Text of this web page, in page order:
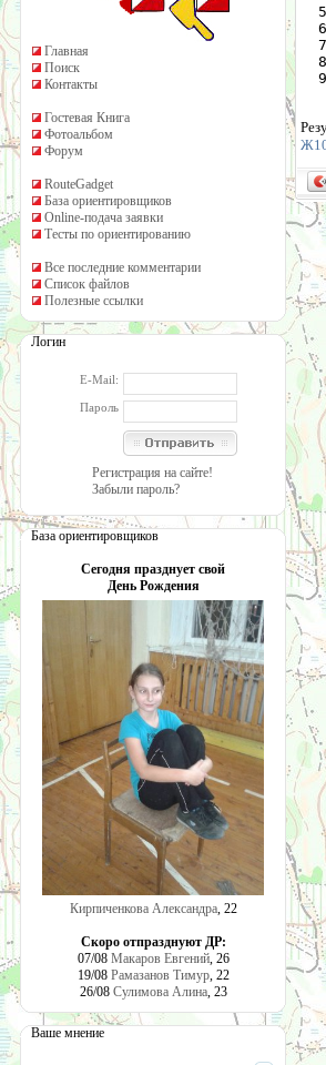
Главная
Поиск
Контакты
Гостевая Книга
Фотоальбом
Форум
RouteGadget
База ориентировщиков
Online-подача заявки
Тесты по ориентированию
Все последние комментарии
Список файлов
Полезные ссылки
Логин
E-Mail:
Пароль
Регистрация на сайте!
Забыли пароль?
База ориентировщиков
Сегодня празднует свой
День Рождения
Кирпиченкова Александра, 22
Скоро отпразднуют ДР:
07/08 Макаров Евгений, 26
19/08 Рамазанов Тимур, 22
26/08 Сулимова Алина, 23
Ваше мнение